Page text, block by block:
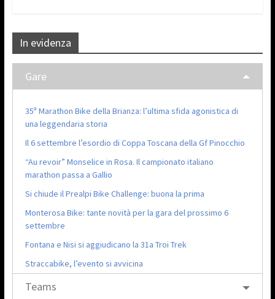
In evidenza
Gare
35ª Marathon Bike della Brianza: l’ultima sfida agonistica di
una leggendaria storia
Il 6 settembre l’esordio di Coppa Toscana della Gf Pinocchio
“Au revoir” Monselice in Rosa. Il campionato italiano
marathon passa a Gallio
Si chiude il Prealpi Bike Challenge: buona la prima
Monterosa Bike: tante novità per la gara del prossimo 6
settembre
Fontana e Nisi si aggiudicano la 31a Troi Trek
Straccabike, l’evento si avvicina
Teams